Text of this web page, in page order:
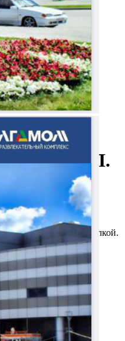
УЛ.
18А
карте
"ВОЛГАМОЛЛ" с отделкой.
ECCO и др.